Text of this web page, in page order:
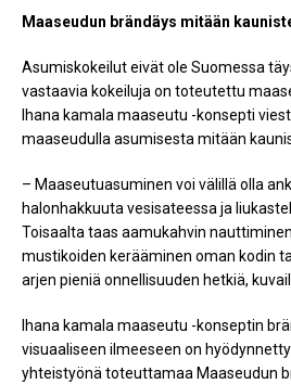
Maaseudun brändäys mitään
Asumiskokeilut eivät ole Suomessa
vastaavia kokeiluja on toteutettu
Ihana kamala maaseutu -konsepti
maaseudulla asumisesta mitään
– Maaseutuasuminen voi välillä olla
halonhakkuuta vesisateessa ja
Toisaalta taas aamukahvin
mustikoiden kerääminen oman kodin
arjen pieniä onnellisuuden hetkiä,
Ihana kamala maaseutu -konseptin
visuaaliseen ilmeeseen on
yhteistyönä toteuttamaa Maaseudun